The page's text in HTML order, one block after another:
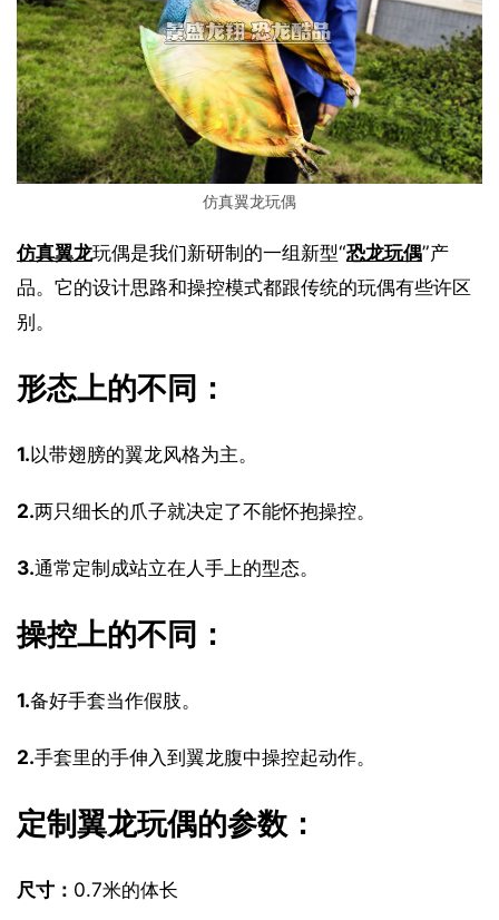
仿真翼龙玩偶
仿真翼龙玩偶是我们新研制的一组新型“恐龙玩偶”产
品。它的设计思路和操控模式都跟传统的玩偶有些许区
别。
形态上的不同：
1.以带翅膀的翼龙风格为主。
2.两只细长的爪子就决定了不能怀抱操控。
3.通常定制成站立在人手上的型态。
操控上的不同：
1.备好手套当作假肢。
2.手套里的手伸入到翼龙腹中操控起动作。
定制翼龙玩偶的参数：
尺寸： 0.7米的体长